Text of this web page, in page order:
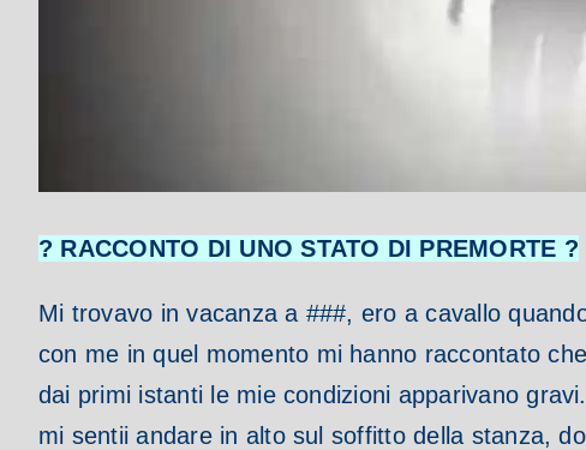
? RACCONTO DI UNO STATO DI PREMORTE ?
Mi trovavo in vacanza a ###, ero a cavallo
con me in quel momento mi hanno raccontato
dai primi istanti le mie condizioni apparivano
mi sentii andare in alto sul soffitto della stanza,